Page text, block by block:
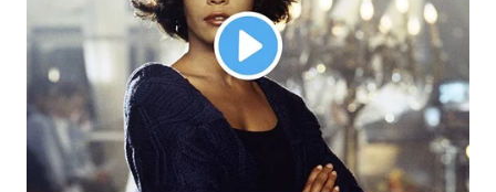
WN
INDRAMAYU
WN
KUNINGAN